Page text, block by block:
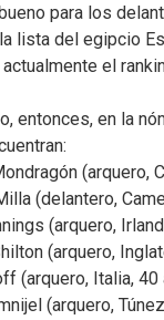
para los
lista del egipcio
el
entonces, en la
(arquero,
(delantero,
(arquero,
(arquero,
(arquero, Italia,
(arquero,